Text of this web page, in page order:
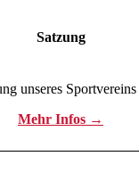
Satzung
unseres
Mehr Infos →